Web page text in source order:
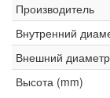
Производитель
Внутренний
Внешний
Высота (mm)